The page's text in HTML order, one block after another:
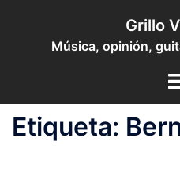
contenido
Grillo
Música, opinión,
Etiqueta: